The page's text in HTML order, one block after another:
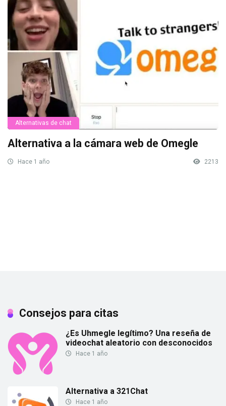
Alternativas de chat
Alternativa a la cámara web de Omegle
Hace 1 año 2213
Consejos para citas
¿Es Uhmegle legítimo? Una reseña de
videochat aleatorio con desconocidos
Hace 1 año
Alternativa a 321Chat
Hace 1 año